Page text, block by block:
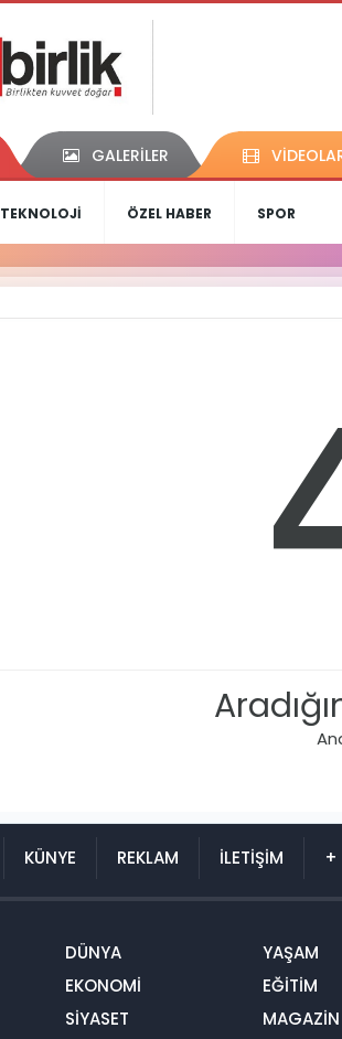
GALERİLER
TEKNOLOJİ ÖZEL HABER SPOR
KÜNYE REKLAM İLETİŞİM +
DÜNYA
EKONOMİ
SİYASET
YAŞAM
EĞİTİM
MAGAZİN